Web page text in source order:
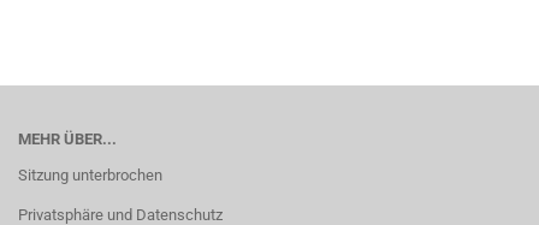
MEHR ÜBER...
Sitzung unterbrochen
Privatsphäre und Datenschutz